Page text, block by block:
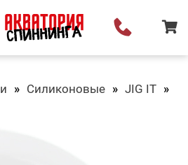
Силиконовые
JIG IT